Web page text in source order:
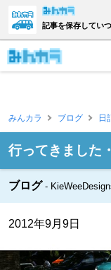
記事を保存してい
みんカラ ブログ 日
行ってきました
ブログ
2012年9月9日